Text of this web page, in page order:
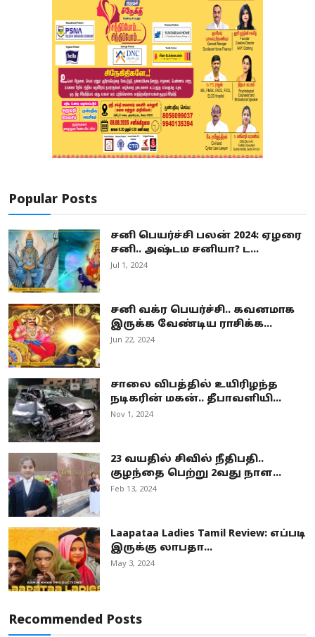
Popular Posts
சனி பெயர்ச்சி பலன் 2024: ஏழரை
சனி.. அஷ்டம சனியா? ட...
Jul 1, 2024
சனி வக்ர பெயர்ச்சி.. கவனமாக
இருக்க வேண்டிய ராசிக்க...
Jun 22, 2024
சாலை விபத்தில் உயிரிழந்த
நடிகரின் மகன்.. தீபாவளியி...
Nov 1, 2024
23 வயதில் சிவில் நீதிபதி..
குழந்தை பெற்று 2வது நாள...
Feb 13, 2024
Laapataa Ladies Tamil Review: எப்படி
இருக்கு லாபதா...
May 3, 2024
Recommended Posts